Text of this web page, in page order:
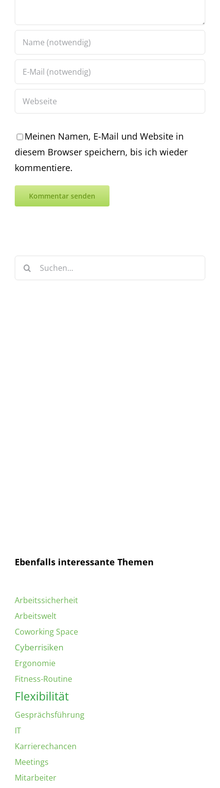
Meinen Namen, E-Mail und Website in
diesem Browser speichern, bis ich wieder
kommentiere.
Suche
nach:
Ebenfalls interessante Themen
Arbeitssicherheit
Arbeitswelt
Coworking Space
Cyberrisiken
Ergonomie
Fitness-Routine
Flexibilität
Gesprächsführung
IT
Karrierechancen
Meetings
Mitarbeiter